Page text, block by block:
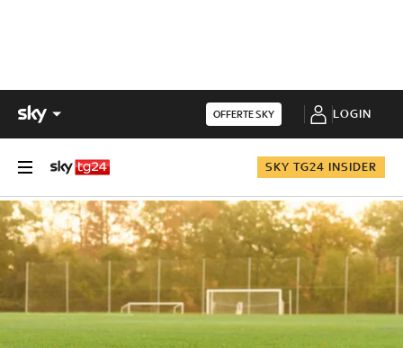
OFFERTE SKY LOGIN
SKY TG24 INSIDER